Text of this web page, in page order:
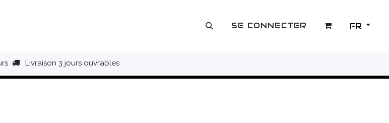
OUTLET SE CONNECTER FR
Livraison 3 jours ouvrables